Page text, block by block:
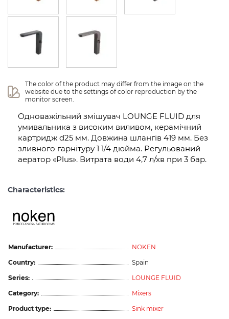
The color of the product may differ from the image on the
website due to the settings of color reproduction by the
monitor screen.
Одноважільний змішувач LOUNGE FLUID для
умивальника з високим виливом, керамічний
картридж d25 мм. Довжина шлангів 419 мм. Без
зливного гарнітуру 1 1/4 дюйма. Регульований
аератор «Plus». Витрата води 4,7 л/хв при 3 бар.
Characteristics:
Manufacturer:
NOKEN
Country:
Spain
Series:
LOUNGE FLUID
Category:
Mixers
Product type:
Sink mixer